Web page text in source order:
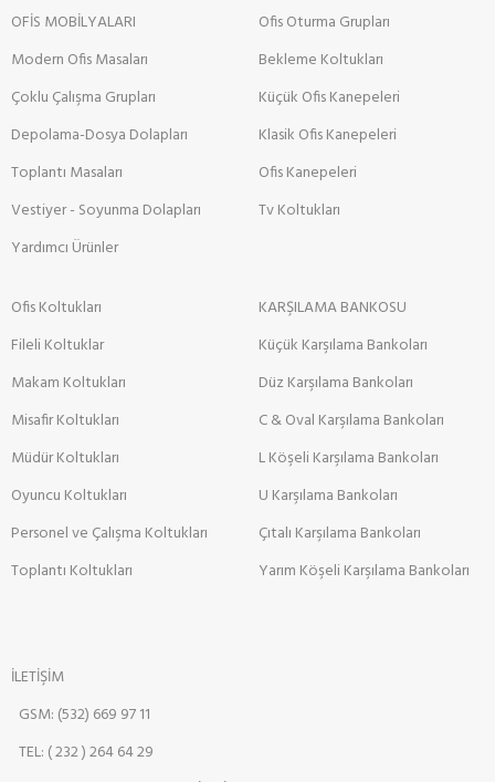
OFİS MOBİLYALARI
Modern Ofis Masaları
Çoklu Çalışma Grupları
Depolama-Dosya Dolapları
Toplantı Masaları
Vestiyer - Soyunma Dolapları
Yardımcı Ürünler
Ofis Oturma Grupları
Bekleme Koltukları
Küçük Ofis Kanepeleri
Klasik Ofis Kanepeleri
Ofis Kanepeleri
Tv Koltukları
Ofis Koltukları
Fileli Koltuklar
Makam Koltukları
Misafir Koltukları
Müdür Koltukları
Oyuncu Koltukları
Personel ve Çalışma Koltukları
Toplantı Koltukları
KARŞILAMA BANKOSU
Küçük Karşılama Bankoları
Düz Karşılama Bankoları
C & Oval Karşılama Bankoları
L Köşeli Karşılama Bankoları
U Karşılama Bankoları
Çıtalı Karşılama Bankoları
Yarım Köşeli Karşılama Bankoları
İLETİŞİM
GSM: (532) 669 97 11
TEL: ( 232 ) 264 64 29